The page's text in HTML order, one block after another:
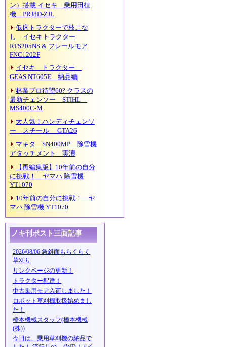
ン）搭載 イセキ 乗用田植
機 PRJ8D-ZJL
低床トラクターで枝こな
し イセキトラクター
RTS205NS & フレールモア
FNC1202F
イセキ トラクター
GEAS NT605E 納品編
林業プロ待望60? クラスの
最新チェンソー STIHL
MS400C-M
大人気！ハンディチェンソ
ー スチール GTA26
マキタ SN400MP 除雪機
アタッチメント 実演
【再編集版】10年前の自分
に挑戦！ ヤマハ 除雪機
YT1070
10年前の自分に挑戦！ ヤ
マハ 除雪機 YT1070
ノキ刊ポスト三面記事
2026/08/06 急斜面もらくらく
草刈り
リンクページの更新！
トラクター配達！
中古乗用モア入荷しました！
ロボット草刈機取扱始めまし
た！
橋本機械スタッフ(橋本機械
(株))
今日は、乗用草刈機の納品で